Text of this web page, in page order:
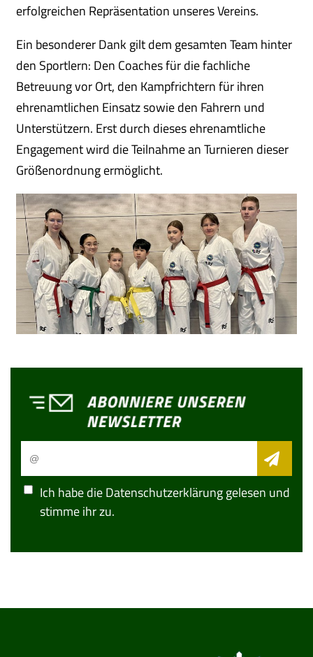
erfolgreichen Repräsentation unseres Vereins.
Ein besonderer Dank gilt dem gesamten Team hinter
den Sportlern: Den Coaches für die fachliche
Betreuung vor Ort, den Kampfrichtern für ihren
ehrenamtlichen Einsatz sowie den Fahrern und
Unterstützern. Erst durch dieses ehrenamtliche
Engagement wird die Teilnahme an Turnieren dieser
Größenordnung ermöglicht.
Ich habe dieDatenschutzerklärunggelesen und
stimme ihr zu.